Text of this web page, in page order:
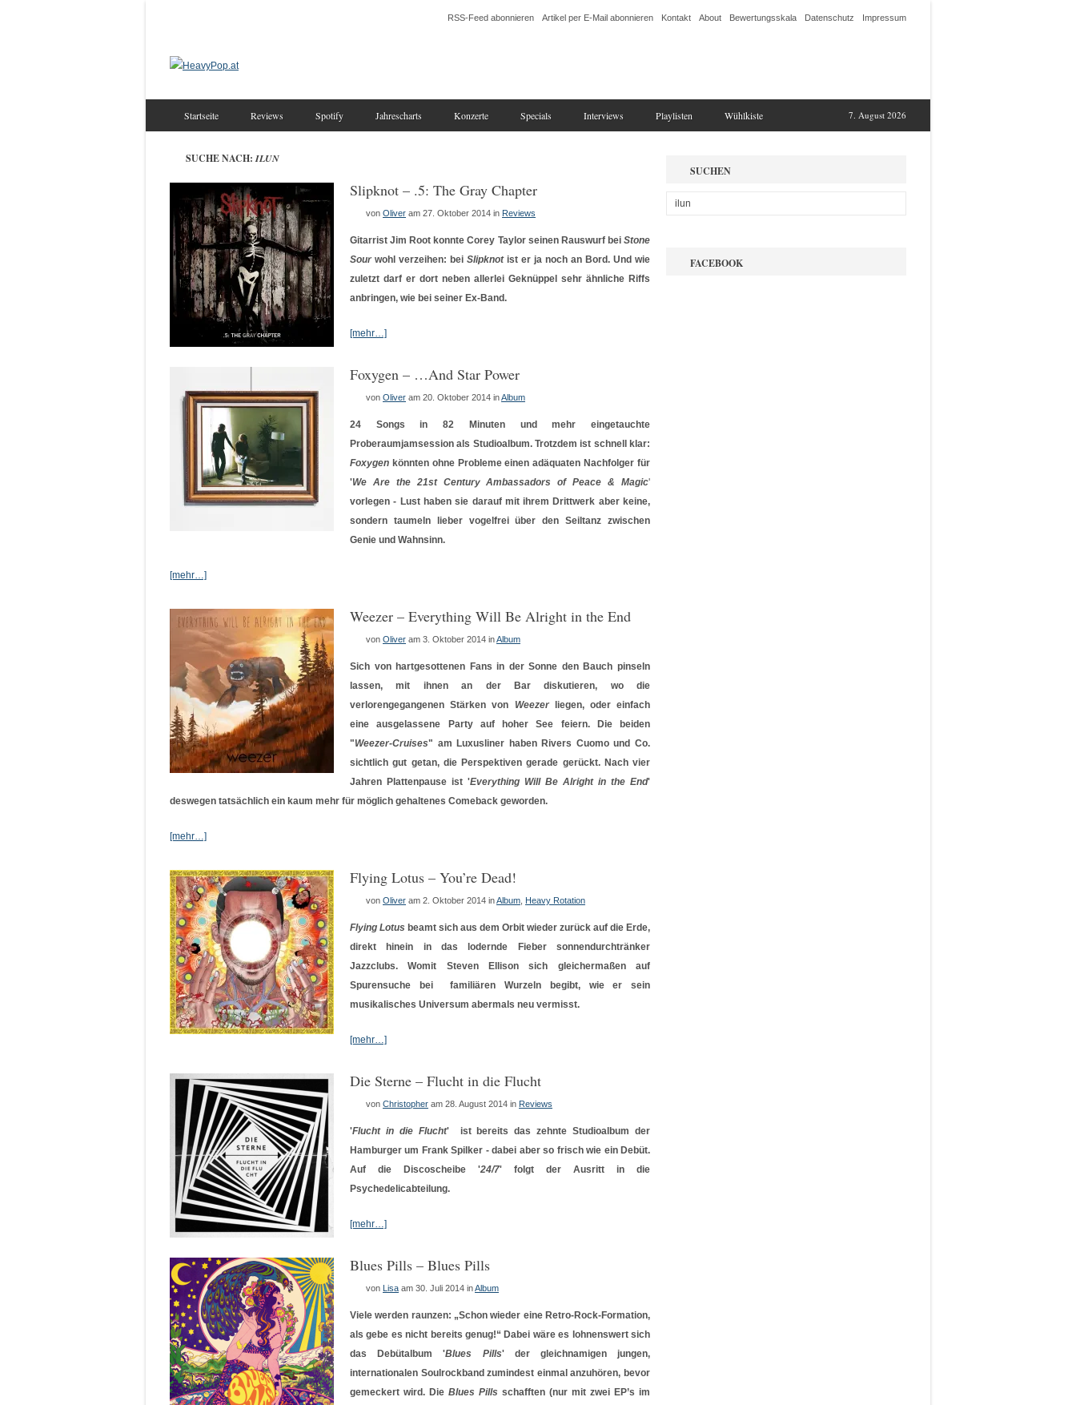
RSS-Feed abonnieren Artikel per E-Mail abonnieren Kontakt About Bewertungsskala Datenschutz Impressum
7. August 2026
Startseite Reviews Spotify Jahrescharts Konzerte Specials Interviews Playlisten Wühlkiste
SUCHE NACH:ILUN
Slipknot – .5: The Gray Chapter
von Oliver am 27. Oktober 2014 in Reviews
Gitarrist Jim Root konnte Corey Taylor seinen Rauswurf bei Stone
Sour wohl verzeihen: bei Slipknotist er ja noch an Bord. Und wie
zuletzt darf er dort neben allerlei Geknüppel sehr ähnliche Riffs
anbringen, wie bei seiner Ex-Band.
[mehr…]
Foxygen – …And Star Power
von Oliver am 20. Oktober 2014 inAlbum
24 Songs in 82 Minuten und mehr eingetauchte
Proberaumjamsession als Studioalbum. Trotzdem ist schnell klar:
Foxygen könnten ohne Probleme einen adäquaten Nachfolger für
'We Are the 21st Century Ambassadors of Peace & Magic'
vorlegen - Lust haben sie darauf mit ihrem Drittwerk aber keine,
sondern taumeln lieber vogelfrei über den Seiltanz zwischen
Genie und Wahnsinn.
[mehr…]
Weezer – Everything Will Be Alright in the End
von Oliver am 3. Oktober 2014 inAlbum
Sich von hartgesottenen Fans in der Sonne den Bauch pinseln
lassen, mit ihnen an der Bar diskutieren, wo die
verlorengegangenen Stärken von
Weezerliegen, oder einfach
eine ausgelassene Party auf hoher See feiern. Die beiden
"Weezer-Cruises" am Luxusliner haben Rivers Cuomo und Co.
sichtlich gut getan, die Perspektiven gerade gerückt. Nach vier
Jahren Plattenpause ist 'Everything Will Be Alright in the End'
deswegen tatsächlich ein kaum mehr für möglich gehaltenes Comeback geworden.
[mehr…]
Flying Lotus – You’re Dead!
von Oliver am 2. Oktober 2014 inAlbum Heavy Rotation
Flying Lotus beamt sich aus dem Orbit wieder zurück auf die Erde,
direkt hinein in das lodernde Fieber sonnendurchtränker
Jazzclubs. Womit Steven Ellison sich gleichermaßen auf
Spurensuche bei familiären Wurzeln begibt, wie er sein
musikalisches Universum abermals neu vermisst.
[mehr…]
Die Sterne – Flucht in die Flucht
von Christopher am 28. August 2014 in Reviews
'Flucht in die Flucht' ist bereits das zehnte Studioalbum der
Hamburger um Frank Spilker - dabei aber so frisch wie ein Debüt.
Auf die Discoscheibe '24/7' folgt der Ausritt in die
Psychedelicabteilung.
[mehr…]
Blues Pills – Blues Pills
von Lisa am 30. Juli 2014 inAlbum
Viele werden raunzen: „Schon wieder eine Retro-Rock-Formation,
als gebe es nicht bereits genug!“ Dabei wäre es lohnenswert sich
das Debütalbum 'Blues Pills' der gleichnamigen jungen,
internationalen Soulrockband zumindest einmal anzuhören, bevor
gemeckert wird. Die Blues Pills schafften (nur mit zwei EP’s im
SUCHEN
FACEBOOK